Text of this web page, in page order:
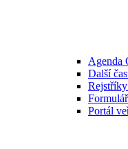
Agenda
Další
Portál